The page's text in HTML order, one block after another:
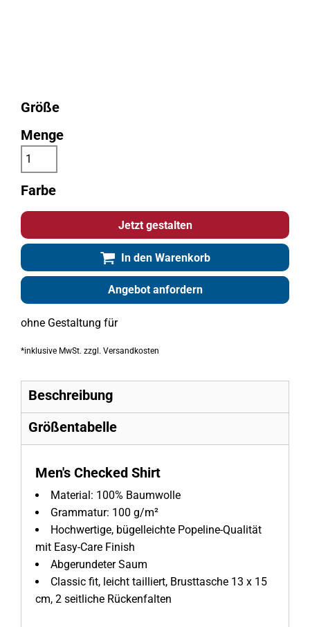
Farbe
Größe
Menge
Jetzt gestalten
In den Warenkorb
ohne Gestaltung für
*inklusive MwSt. zzgl. Versandkosten
Beschreibung
Größentabelle
Men's Checked Shirt
Material: 100% Baumwolle
Grammatur: 100 g/m²
Hochwertige, bügelleichte Popeline-Qualität
mit Easy-Care Finish
Abgerundeter Saum
Classic fit, leicht tailliert, Brusttasche 13 x 15
cm, 2 seitliche Rückenfalten
Angebot anfordern